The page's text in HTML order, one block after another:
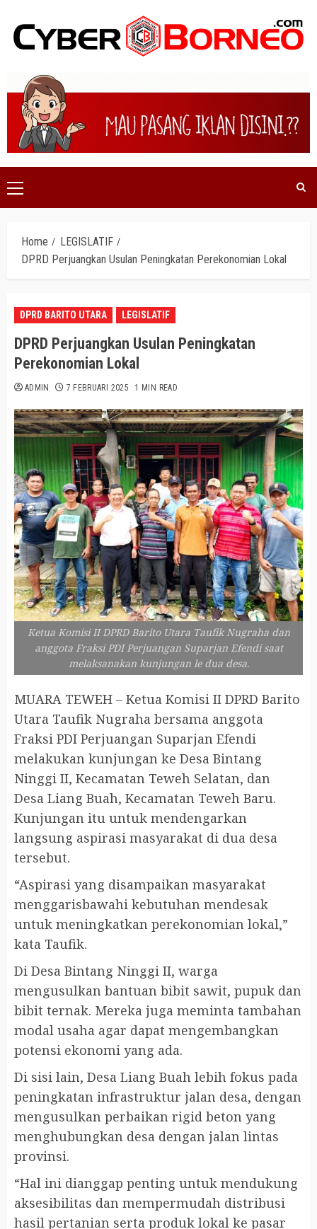
content
Primary
Menu
Home
LEGISLATIF
DPRD Perjuangkan Usulan Peningkatan Perekonomian Lokal
DPRD BARITO UTARA LEGISLATIF
DPRD Perjuangkan Usulan Peningkatan
Perekonomian Lokal
ADMIN 7 FEBRUARI 2025 1 MIN READ
Ketua Komisi II DPRD Barito Utara Taufik Nugraha dan
anggota Fraksi PDI Perjuangan Suparjan Efendi saat
melaksanakan kunjungan le dua desa.
MUARA TEWEH – Ketua Komisi II DPRD Barito
Utara Taufik Nugraha bersama anggota
Fraksi PDI Perjuangan Suparjan Efendi
melakukan kunjungan ke Desa Bintang
Ninggi II, Kecamatan Teweh Selatan, dan
Desa Liang Buah, Kecamatan Teweh Baru.
Kunjungan itu untuk mendengarkan
langsung aspirasi masyarakat di dua desa
tersebut.
“Aspirasi yang disampaikan masyarakat
menggarisbawahi kebutuhan mendesak
untuk meningkatkan perekonomian lokal,”
kata Taufik.
Di Desa Bintang Ninggi II, warga
mengusulkan bantuan bibit sawit, pupuk dan
bibit ternak. Mereka juga meminta tambahan
modal usaha agar dapat mengembangkan
potensi ekonomi yang ada.
Di sisi lain, Desa Liang Buah lebih fokus pada
peningkatan infrastruktur jalan desa, dengan
mengusulkan perbaikan rigid beton yang
menghubungkan desa dengan jalan lintas
provinsi.
“Hal ini dianggap penting untuk mendukung
aksesibilitas dan mempermudah distribusi
hasil pertanian serta produk lokal ke pasar